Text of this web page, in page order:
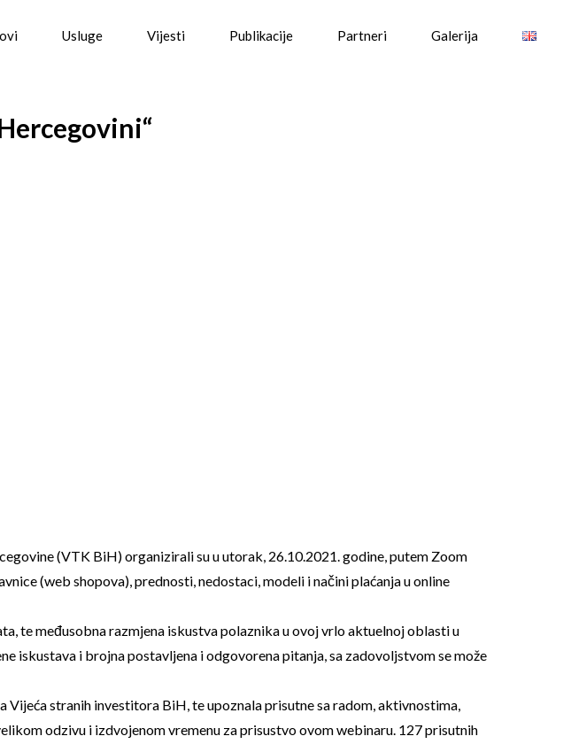
Usluge Vijesti Publikacije Partneri Galerija
(VTK BiH) organizirali su u utorak, 26.10.2021. godine, putem Zoom
(web shopova), prednosti, nedostaci, modeli i načini plaćanja u online
te međusobna razmjena iskustva polaznika u ovoj vrlo aktuelnoj oblasti u
iskustava i brojna postavljena i odgovorena pitanja, sa zadovoljstvom se može
stranih investitora BiH, te upoznala prisutne sa radom, aktivnostima,
odzivu i izdvojenom vremenu za prisustvo ovom webinaru. 127 prisutnih